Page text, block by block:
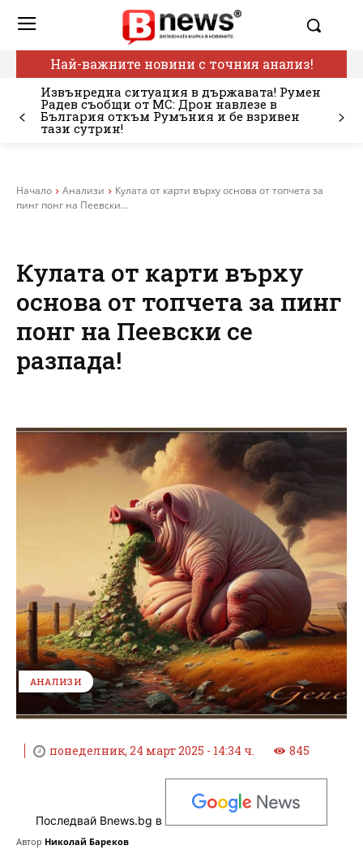
Най-важните новини с точния анализ!
Извънредна ситуация в държавата! Румен
Радев съобщи от МС: Дрон навлезе в
България откъм Румъния и бе взривен
тази сутрин!
Начало Анализи
Кулата от карти върху основа от топчета за
пинг понг на Пеевски...
Кулата от карти върху
основа от топчета за пинг
понг на Пеевски се
разпада!
АНАЛИЗИ
понеделник, 24 март 2025 - 14:34 ч. 845
Последвай Bnews.bg в
Автор Николай Бареков